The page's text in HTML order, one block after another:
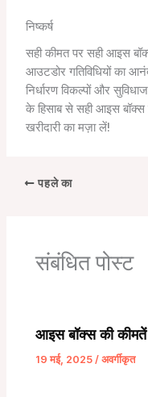
निष्कर्ष
सही कीमत पर सही आइस
आउटडोर गतिविधियों का
निर्धारण विकल्पों और
के हिसाब से सही आइस
खरीदारी का मज़ा लें!
पहले का
संबंधित पोस्ट
आइस बॉक्स की
19 मई, 2025/अवर्गीकृत